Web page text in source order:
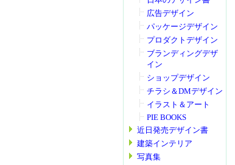
広告デザイン
パッケージデザイン
プロダクトデザイン
ブランディングデザ
イン
ショップデザイン
チラシ＆DMデザイン
イラスト＆アート
PIE BOOKS
近日発売デザイン書
建築インテリア
写真集